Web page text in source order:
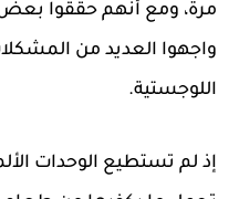
مرة، ومع أنهم حققوا بعض
واجهوا العديد من
اللوجستية.
إذ لم تستطيع الوحدات